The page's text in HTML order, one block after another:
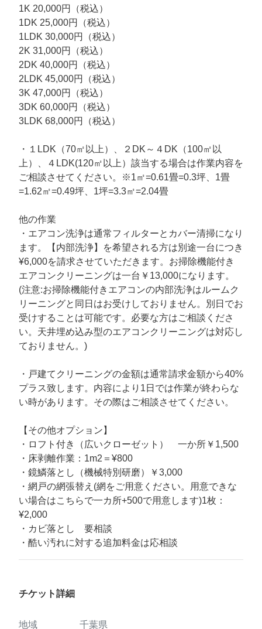
1K 20,000円（税込）
1DK 25,000円（税込）
1LDK 30,000円（税込）
2K 31,000円（税込）
2DK 40,000円（税込）
2LDK 45,000円（税込）
3K 47,000円（税込）
3DK 60,000円（税込）
3LDK 68,000円（税込）
・１LDK（70㎡以上）、２DK～４DK（100㎡以
上）、４LDK(120㎡以上）該当する場合は作業内容を
ご相談させてください。※1㎡=0.61畳=0.3坪、1畳
=1.62㎡=0.49坪、1坪=3.3㎡=2.04畳
他の作業
・エアコン洗浄は通常フィルターとカバー清掃になり
ます。【内部洗浄】を希望される方は別途一台につき
¥6,000を請求させていただきます。お掃除機能付き
エアコンクリーニングは一台￥13,000になります。
(注意:お掃除機能付きエアコンの内部洗浄はルームク
リーニングと同日はお受けしておりません。別日でお
受けすることは可能です。必要な方はご相談くださ
い。天井埋め込み型のエアコンクリーニングは対応し
ておりません。)
・戸建てクリーニングの金額は通常請求金額から40%
プラス致します。内容により1日では作業が終わらな
い時があります。その際はご相談させてください。
【その他オプション】
・ロフト付き（広いクローゼット） 一か所￥1,500
・床剥離作業：1m2＝¥800
・鏡鱗落とし（機械特別研磨）￥3,000
・網戸の網張替え(網をご用意ください。用意できな
い場合はこちらで一カ所+500で用意します)1枚：
¥2,000
・カビ落とし 要相談
・酷い汚れに対する追加料金は応相談
チケット詳細
地域 千葉県